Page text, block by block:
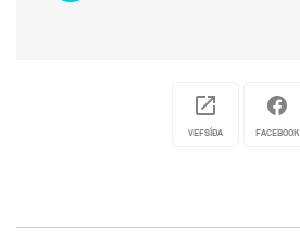
VEFSÍÐA FACEBOOK